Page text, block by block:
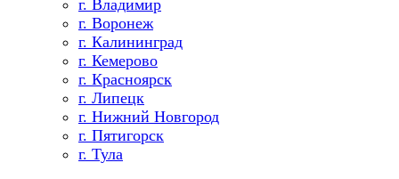
г. Владимир
г. Воронеж
г. Калининград
г. Кемерово
г. Красноярск
г. Липецк
г. Нижний Новгород
г. Пятигорск
г. Тула